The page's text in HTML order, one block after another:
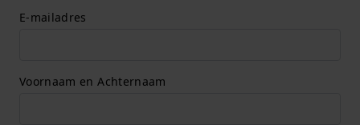
E-mailadres
Voornaam en Achternaam